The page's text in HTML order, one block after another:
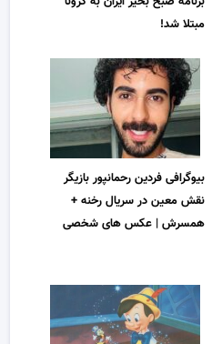
مبتلا شد!
بیوگرافی فردین رحمانپور بازیگر
نقش معین در سریال رخنه +
همسرش | عکس های شخصی